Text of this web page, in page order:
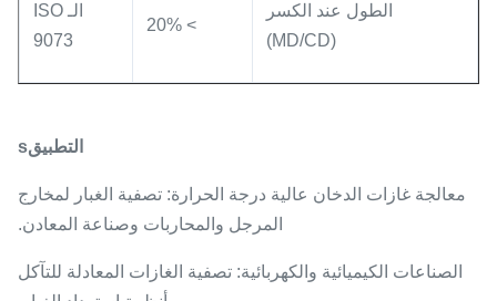
الطول عند الكسر
(MD/CD)
> 20%
الـ ISO
9073
التطبيقs
معالجة غازات الدخان عالية درجة الحرارة: تصفية الغبار لمخارج
المرجل والمحاربات وصناعة المعادن.
الصناعات الكيميائية والكهربائية: تصفية الغازات المعادلة للتآكل